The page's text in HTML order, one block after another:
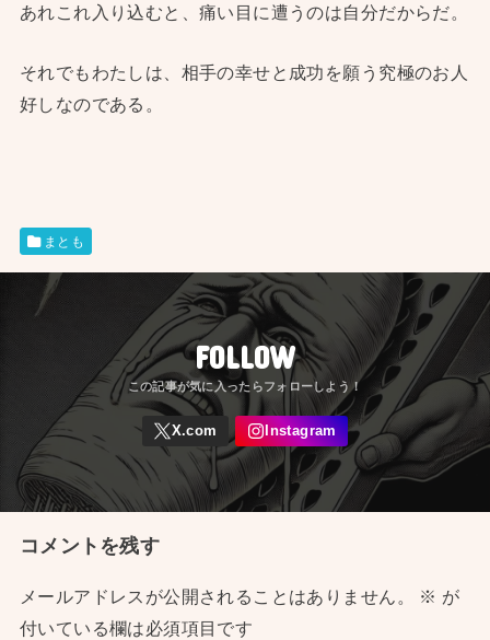
あれこれ入り込むと、痛い目に遭うのは自分だからだ。
それでもわたしは、相手の幸せと成功を願う究極のお人
好しなのである。
まとも
FOLLOW
コメントを残す
メールアドレスが公開されることはありません。 ※ が
付いている欄は必須項目です